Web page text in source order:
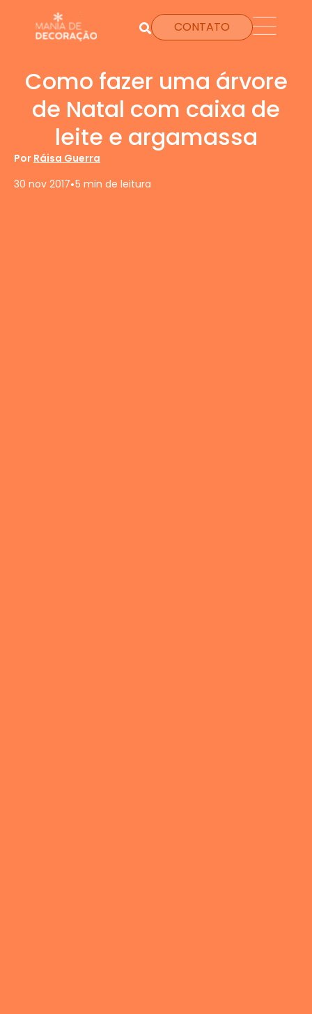
CONTATO
Como fazer uma árvore
de Natal com caixa de
leite e argamassa
Por Ráisa Guerra
30 nov 2017•5 min de leitura